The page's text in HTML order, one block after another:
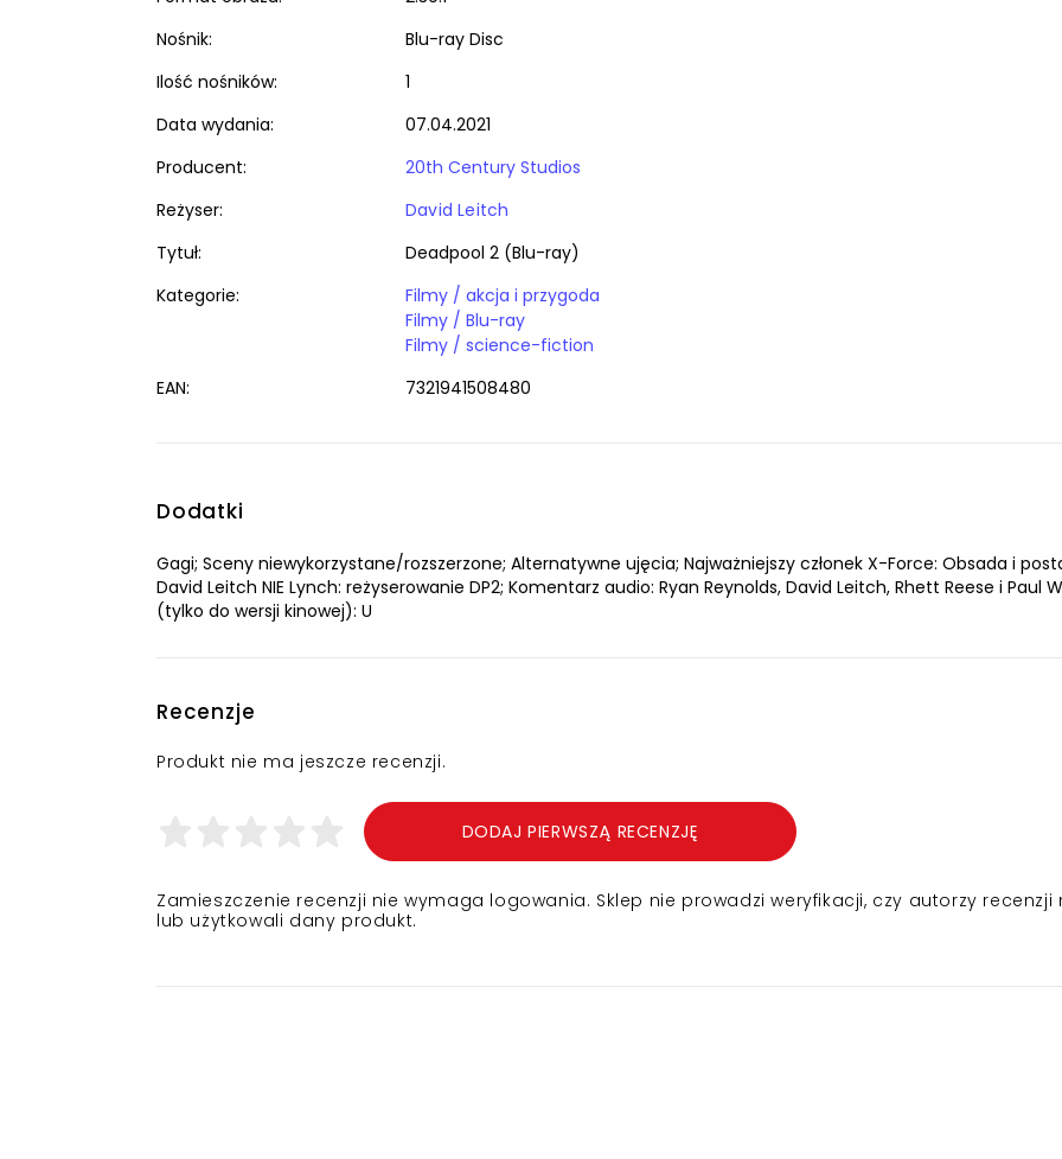
Nośnik:
Blu-ray Disc
Ilość nośników:
1
Data wydania:
07.04.2021
Producent:
20th Century Studios
Reżyser:
David Leitch
Tytuł:
Deadpool 2 (Blu-ray)
Kategorie:
Filmy / akcja i przygoda
Filmy / Blu-ray
Filmy / science-fiction
EAN:
7321941508480
Dodatki
Gagi; Sceny niewykorzystane/rozszerzone; Alternatywne ujęcia; Najważniejszy członek X-Force: Obsada i
David Leitch NIE Lynch: reżyserowanie DP2; Komentarz audio: Ryan Reynolds, David Leitch, Rhett Reese i Paul
(tylko do wersji kinowej): U
Recenzje
Produkt nie ma jeszcze recenzji.
DODAJ PIERWSZĄ RECENZJĘ
Zamieszczenie recenzji nie wymaga logowania. Sklep nie prowadzi weryfikacji, czy autorzy recenzji
lub użytkowali dany produkt.